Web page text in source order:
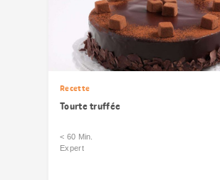
Recette
Tourte truffée
< 60 Min.
Expert